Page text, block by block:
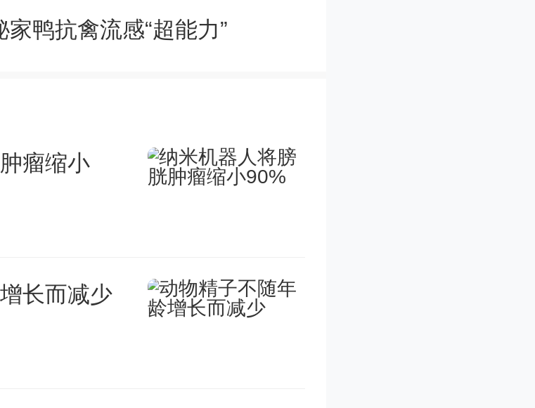
很强的局限性，需要两颗卫
光谱成像，利用暗条谱线的
即可构建其三维速度场。
有限，很难覆盖爆发暗条的
鸭抗禽流感“超能力”
瘤缩小
长而减少